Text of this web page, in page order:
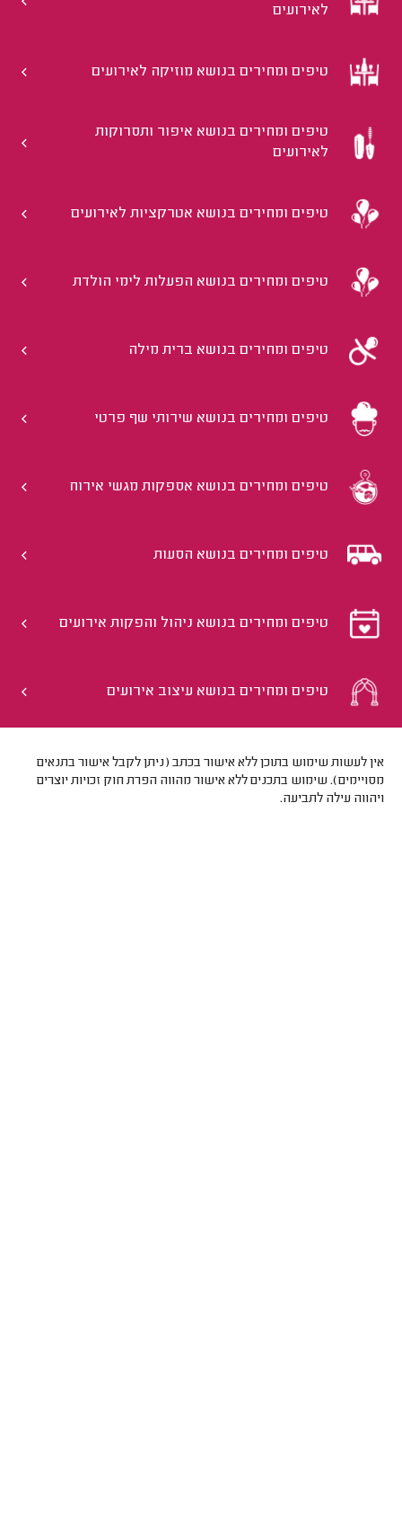
לאירועים
טיפים ומחירים בנושא מוזיקה לאירועים
טיפים ומחירים בנושא איפור ותסרוקות
לאירועים
טיפים ומחירים בנושא אטרקציות לאירועים
טיפים ומחירים בנושא הפעלות לימי הולדת
טיפים ומחירים בנושא ברית מילה
טיפים ומחירים בנושא שירותי שף פרטי
טיפים ומחירים בנושא אספקות מגשי אירוח
טיפים ומחירים בנושא הסעות
טיפים ומחירים בנושא ניהול והפקות אירועים
טיפים ומחירים בנושא עיצוב אירועים
אין לעשות שימוש בתוכן ללא אישור בכתב (ניתן לקבל אישור בתנאים
מסויימים). שימוש בתכנים ללא אישור מהווה הפרת חוק זכויות יוצרים
ויהווה עילה לתביעה.